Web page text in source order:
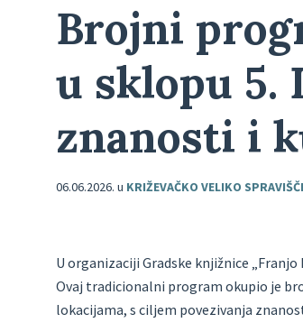
Brojni
u sklopu 5.
znanosti i
06.06.2026. u KRIŽEVAČKO VELIKO
U organizaciji Gradske knjižnice
Ovaj tradicionalni program okupio je
lokacijama, s ciljem povezivanja